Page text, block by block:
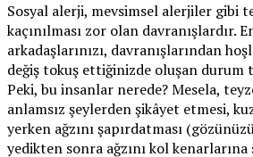
Sosyal alerji, mevsimsel alerjiler gibi
kaçınılması zor olan davranışlardır.
arkadaşlarınızı, davranışlarından
değiş tokuş ettiğinizde oluşan durum
Peki, bu insanlar nerede? Mesela,
anlamsız şeylerden şikâyet etmesi,
yerken ağzını şapırdatması
yedikten sonra ağzını kol